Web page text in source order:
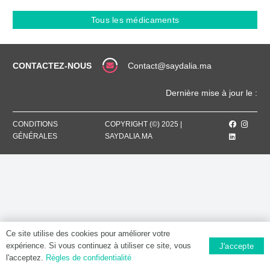
25
Solution
Tous les médicaments
CONTACTEZ-NOUS Contact@saydalia.ma
Dernière mise à jour le :
CONDITIONS
GÉNÉRALES
COPYRIGHT (©) 2025 |
SAYDALIA.MA
Ce site utilise des cookies pour améliorer votre
expérience. Si vous continuez à utiliser ce site, vous
l'acceptez. Règles de confidentialité
J'accepte